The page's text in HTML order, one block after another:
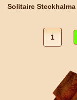
Solitaire